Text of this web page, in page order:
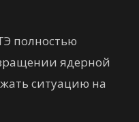
полностью
ядерной
ситуацию на